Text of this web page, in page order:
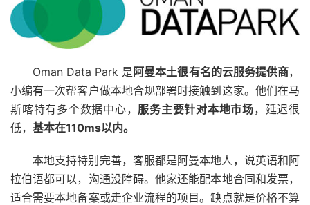
Oman Data Park 是阿曼本土很有名的云服务提供商，
小编有一次帮客户做本地合规部署时接触到这家。他们在马
斯喀特有多个数据中心， 服务主要针对本地市场，延迟很
低， 基本在110ms以内。
本地支持特别完善，客服都是阿曼本地人，说英语和阿
拉伯语都可以，沟通没障碍。他家还能配本地合同和发票，
适合需要本地备案或走企业流程的项目。缺点就是价格不算